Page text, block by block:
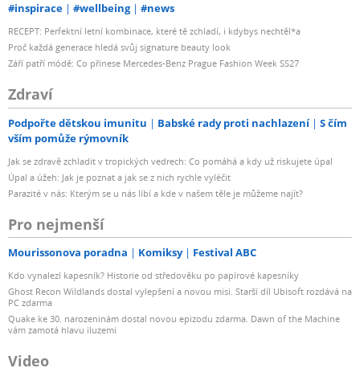
#inspirace #wellbeing #news
RECEPT: Perfektní letní kombinace, které tě zchladí, i kdybys nechtěl*a
Proč každá generace hledá svůj signature beauty look
Září patří módě: Co přinese Mercedes-Benz Prague Fashion Week SS27
Zdraví
Podpořte dětskou imunitu Babské rady proti nachlazení
S čím
vším pomůže rýmovník
Jak se zdravě zchladit v tropických vedrech: Co pomáhá a kdy už riskujete úpal
Úpal a úžeh: Jak je poznat a jak se z nich rychle vyléčit
Parazité v nás: Kterým se u nás líbí a kde v našem těle je můžeme najít?
Pro nejmenší
Mourissonova poradna Komiksy Festival ABC
Kdo vynalezl kapesník? Historie od středověku po papírové kapesníky
Ghost Recon Wildlands dostal vylepšení a novou misi. Starší díl Ubisoft rozdává na
PC zdarma
Quake ke 30. narozeninám dostal novou epizodu zdarma. Dawn of the Machine
vám zamotá hlavu iluzemi
Video